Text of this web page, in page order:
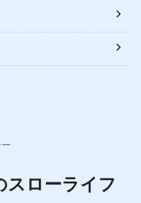
スローライフ